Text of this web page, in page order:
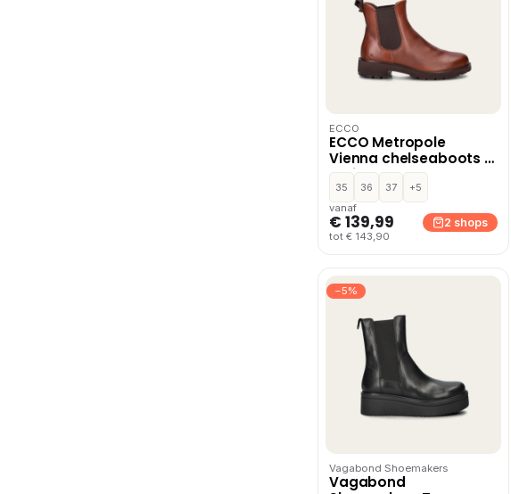
ECCO
ECCO Metropole
Vienna chelseaboots –
Bruin
35 36 37
+5
vanaf
€ 139,99
tot € 143,90
2 shops
−5%
Vagabond Shoemakers
Vagabond